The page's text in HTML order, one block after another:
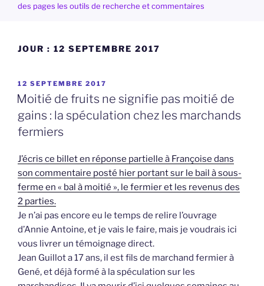
des pages les outils de recherche et commentaires
JOUR : 12 SEPTEMBRE 2017
PUBLIÉ
LE
12 SEPTEMBRE 2017
Moitié de fruits ne signifie pas moitié de
gains : la spéculation chez les marchands
fermiers
J’écris ce billet en réponse partielle à Françoise dans
son commentaire posté hier portant sur le bail à sous-
ferme en « bal à moitié », le fermier et les revenus des
2 parties.
Je n’ai pas encore eu le temps de relire l’ouvrage
d’Annie Antoine, et je vais le faire, mais je voudrais ici
vous livrer un témoignage direct.
Jean Guillot a 17 ans, il est fils de marchand fermier à
Gené, et déjà formé à la spéculation sur les